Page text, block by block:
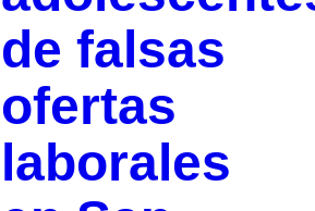
de falsas
ofertas
laborales